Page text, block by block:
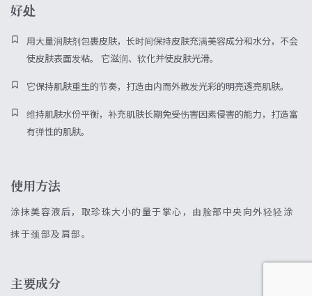
好处
用大量润肤剂包裹皮肤，长时间保持皮肤充满美容成分和水分，不会
使皮肤表面发粘。 它滋润、软化并使皮肤光滑。
它保持肌肤重生的节奏，打造由内而外散发光彩的明亮透亮肌肤。
维持肌肤水份平衡，补充肌肤长期免受伤害因素侵害的能力，打造富
有弹性的肌肤。
使用方法
涂抹美容液后，取珍珠大小的量于掌心，由脸部中央向外轻轻涂
抹于颈部及肩部。
主要成分